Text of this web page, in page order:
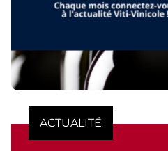
ACTUALITÉ